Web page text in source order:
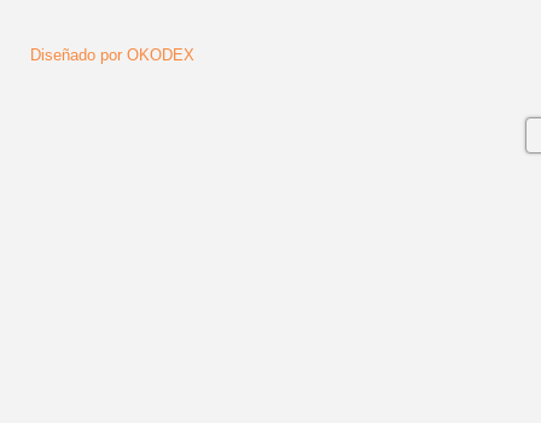
Diseñado por OKODEX